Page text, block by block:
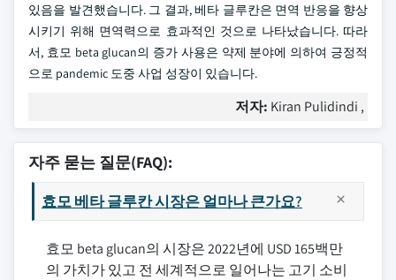
있음을 발견했습니다. 그 결과, 베타 글루칸은 면역 반응을 향상
시키기 위해 면역력으로 효과적인 것으로 나타났습니다. 따라
서, 효모 beta glucan의 증가 사용은 약제 분야에 의하여 긍정적
으로 pandemic 도중 사업 성장이 있습니다.
저자: Kiran Pulidindi ,
자주 묻는 질문(FAQ):
효모 베타 글루칸 시장은 얼마나 큰가요?
효모 beta glucan의 시장은 2022년에 USD 165백만
의 가치가 있고 전 세계적으로 일어나는 고기 소비